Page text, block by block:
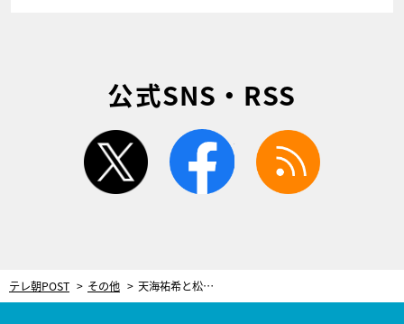
公式SNS・RSS
twitter facebook
テレ朝POST その他 天海祐希と松岡修造、まさかの「宝塚ポーズ」で2ショット披露！